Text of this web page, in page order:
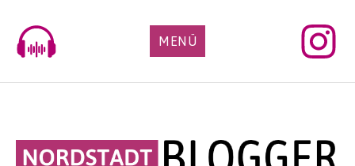
content
MENÜ